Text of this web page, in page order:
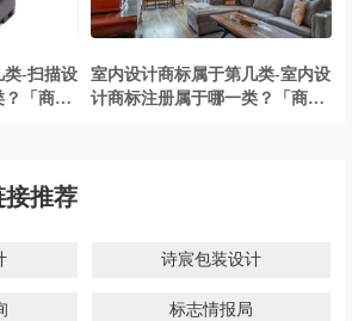
类-扫描设
「商标
室内设计商标属于第几类-室内设
计商标注册属于哪一类？「商标
接推荐
诗宸包装设计
标志情报局